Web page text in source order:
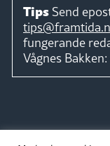
Tips Send
fungerande
Vågnes Bakken: